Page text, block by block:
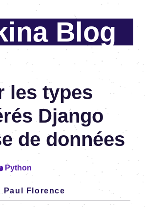
Blog
les types
Django
de données
Python
Paul Florence